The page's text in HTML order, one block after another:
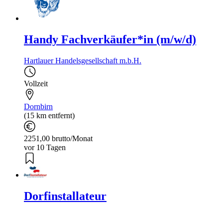
Handy Fachverkäufer*in (m/w/d)
Hartlauer Handelsgesellschaft m.b.H.
Vollzeit
Dornbirn
(15 km entfernt)
2251,00 brutto/Monat
vor 10 Tagen
Dorfinstallateur